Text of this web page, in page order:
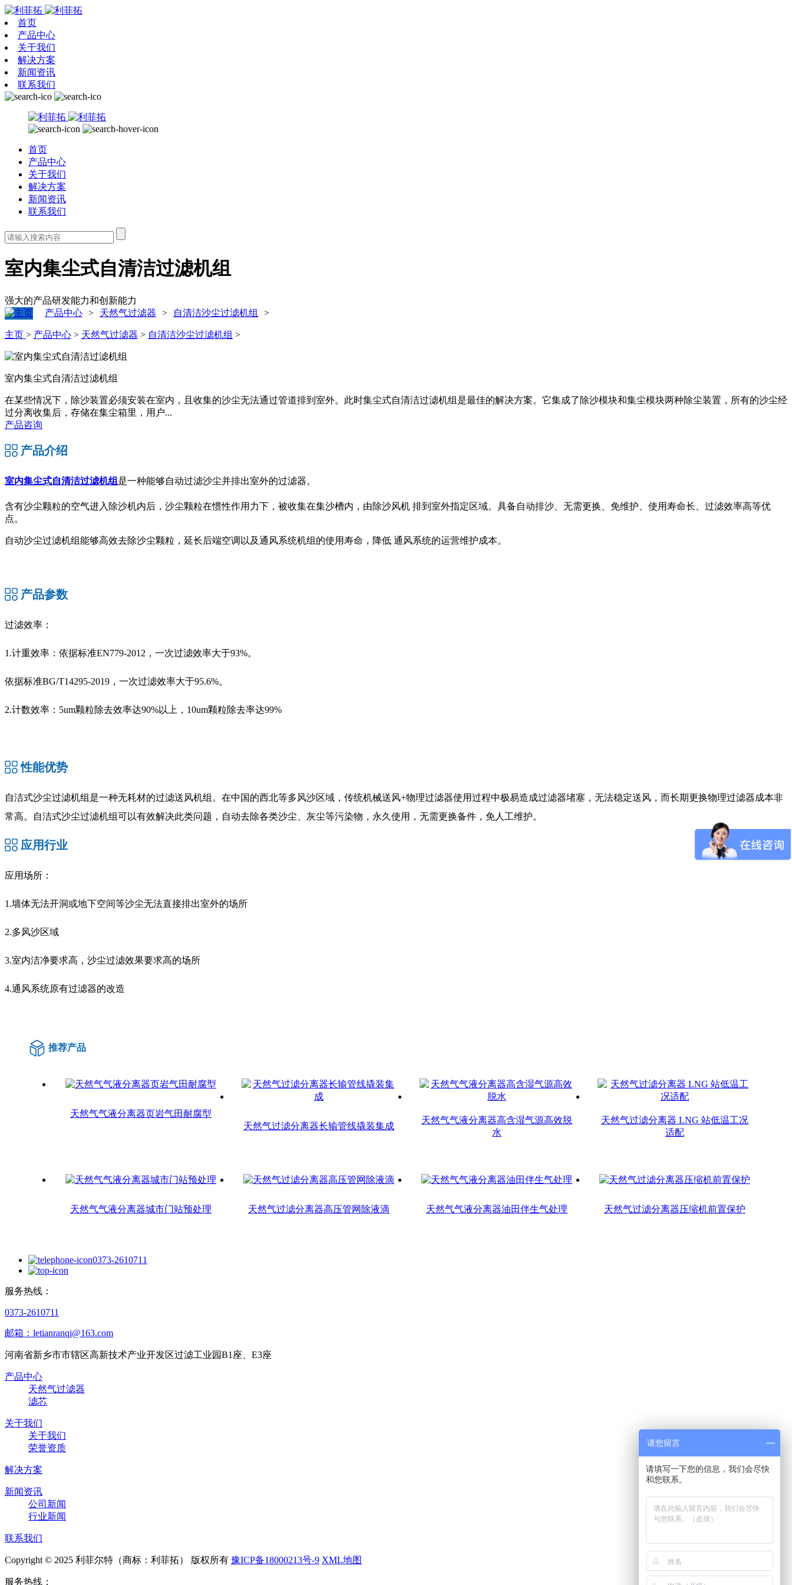
首页
产品中心
关于我们
解决方案
新闻资讯
联系我们
首页
产品中心
关于我们
解决方案
新闻资讯
联系我们
室内集尘式自清洁过滤机组
强大的产品研发能力和创新能力
产品中心 > 天然气过滤器 > 自清洁沙尘过滤机组 >
主页 > 产品中心 > 天然气过滤器 > 自清洁沙尘过滤机组 >
室内集尘式自清洁过滤机组
在某些情况下，除沙装置必须安装在室内，且收集的沙尘无法通过管道排到室外。此时集尘式自清洁过滤机组是最佳的解决方案。它集成了除沙模块和集尘模块两种除尘装置，所有的沙尘经
过分离收集后，存储在集尘箱里，用户...
产品咨询
产品介绍
室内集尘式自清洁过滤机组是一种能够自动过滤沙尘并排出室外的过滤器。
含有沙尘颗粒的空气进入除沙机内后，沙尘颗粒在惯性作用力下，被收集在集沙槽内，由除沙风机 排到室外指定区域。具备自动排沙、无需更换、免维护、使用寿命长、过滤效率高等优
点。
自动沙尘过滤机组能够高效去除沙尘颗粒，延长后端空调以及通风系统机组的使用寿命，降低 通风系统的运营维护成本。
产品参数
过滤效率：
1.计重效率：依据标准EN779-2012，一次过滤效率大于93%。
依据标准BG/T14295-2019，一次过滤效率大于95.6%。
2.计数效率：5um颗粒除去效率达90%以上，10um颗粒除去率达99%
性能优势
自洁式沙尘过滤机组是一种无耗材的过滤送风机组。在中国的西北等多风沙区域，传统机械送风+物理过滤器使用过程中极易造成过滤器堵塞，无法稳定送风，而长期更换物理过滤器成本非
常高。自洁式沙尘过滤机组可以有效解决此类问题，自动去除各类沙尘、灰尘等污染物，永久使用，无需更换备件，免人工维护。
应用行业
应用场所：
1.墙体无法开洞或地下空间等沙尘无法直接排出室外的场所
2.多风沙区域
3.室内洁净要求高，沙尘过滤效果要求高的场所
4.通风系统原有过滤器的改造
推荐产品
天然气气液分离器页岩气田耐腐型
天然气过滤分离器长输管线撬装集成
天然气气液分离器高含湿气源高效脱
水
天然气过滤分离器 LNG 站低温工况
适配
天然气气液分离器城市门站预处理 天然气过滤分离器高压管网除液滴 天然气气液分离器油田伴生气处理 天然气过滤分离器压缩机前置保护
0373-2610711
服务热线：
0373-2610711
邮箱：letianranqi@163.com
河南省新乡市市辖区高新技术产业开发区过滤工业园B1座、E3座
产品中心
天然气过滤器
滤芯
关于我们
关于我们
荣誉资质
解决方案
新闻资讯
公司新闻
行业新闻
联系我们
Copyright © 2025 利菲尔特（商标：利菲拓） 版权所有 豫ICP备18000213号-9 XML地图
服务热线：
请您留言
请填写一下您的信息，我们会尽快
和您联系。